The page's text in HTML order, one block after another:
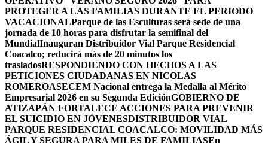
PROTEGER A LAS FAMILIAS DURANTE EL PERIODO
VACACIONALParque de las Esculturas será sede de una
jornada de 10 horas para disfrutar la semifinal del
MundialInauguran Distribuidor Vial Parque Residencial
Coacalco; reducirá más de 20 minutos los
trasladosRESPONDIENDO CON HECHOS A LAS
PETICIONES CIUDADANAS EN NICOLAS
ROMEROASECEM Nacional entrega la Medalla al Mérito
Empresarial 2026 en su Segunda EdiciónGOBIERNO DE
ATIZAPÁN FORTALECE ACCIONES PARA PREVENIR
EL SUICIDIO EN JÓVENESDISTRIBUIDOR VIAL
PARQUE RESIDENCIAL COACALCO: MOVILIDAD MÁS
ÁGIL Y SEGURA PARA MILES DE FAMILIASEn